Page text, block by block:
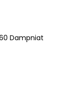
Dampniat